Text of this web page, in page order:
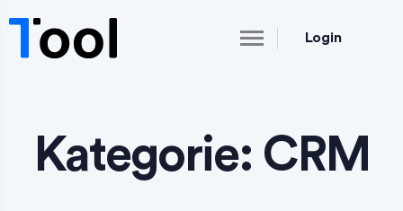
Login
Kategorie: CRM